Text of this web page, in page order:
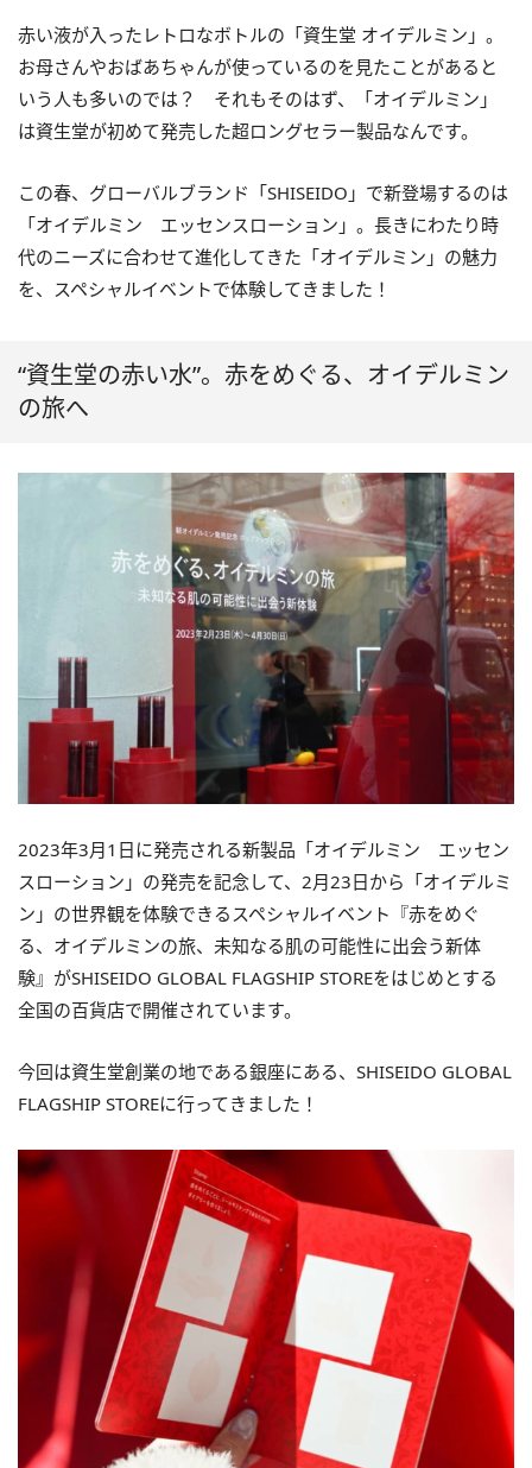
赤い液が入ったレトロなボトルの「資生堂 オイデルミン」。
お母さんやおばあちゃんが使っているのを見たことがあると
いう人も多いのでは？ それもそのはず、「オイデルミン」
は資生堂が初めて発売した超ロングセラー製品なんです。
この春、グローバルブランド「SHISEIDO」で新登場するのは
「オイデルミン エッセンスローション」。長きにわたり時
代のニーズに合わせて進化してきた「オイデルミン」の魅力
を、スペシャルイベントで体験してきました！
“資生堂の赤い水”。赤をめぐる、オイデルミン
の旅へ
2023年3月1日に発売される新製品「オイデルミン エッセン
スローション」の発売を記念して、2月23日から「オイデルミ
ン」の世界観を体験できるスペシャルイベント『赤をめぐ
る、オイデルミンの旅、未知なる肌の可能性に出会う新体
験』がSHISEIDO GLOBAL FLAGSHIP STOREをはじめとする
全国の百貨店で開催されています。
今回は資生堂創業の地である銀座にある、SHISEIDO GLOBAL
FLAGSHIP STOREに行ってきました！